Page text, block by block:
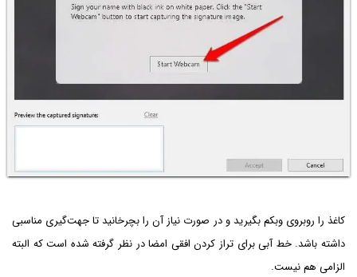
کاغذ را روبروی وبکم بگیرید و در صورت نیاز آن را بچرخانید تا جهت‌گیری مناسبی
داشته باشد. خط آبی برای تراز کردن افقی امضا در نظر گرفته شده است که البته
الزامی هم نیست.